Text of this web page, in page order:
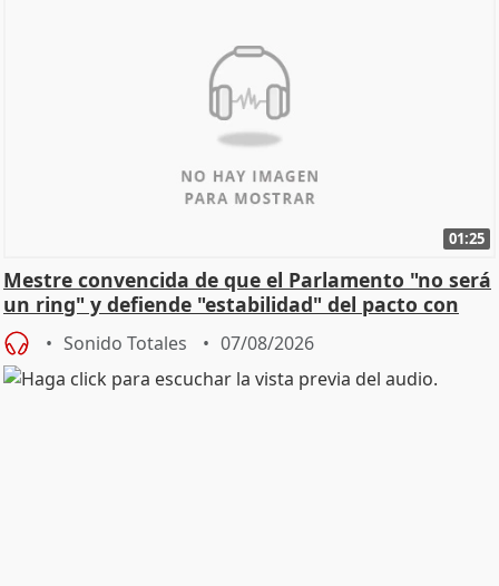
01:25
Mestre convencida de que el Parlamento "no será
un ring" y defiende "estabilidad" del pacto con
Vox
Sonido Totales 07/08/2026